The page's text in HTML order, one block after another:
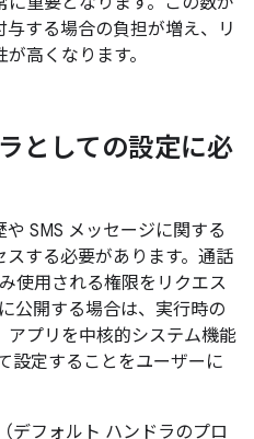
する場合の負担が増え、リ
高くなります。
としての設定に必
SMS メッセージに関する
する必要があります。通話
使用される権限をリクエス
公開する場合は、実行時の
プリを中核的システム機能
設定することをユーザーに
デフォルト ハンドラのプロ